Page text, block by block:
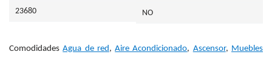
23680 NO
ComodidadesAgua de red,Aire Acondicionado, Ascensor, Muebles